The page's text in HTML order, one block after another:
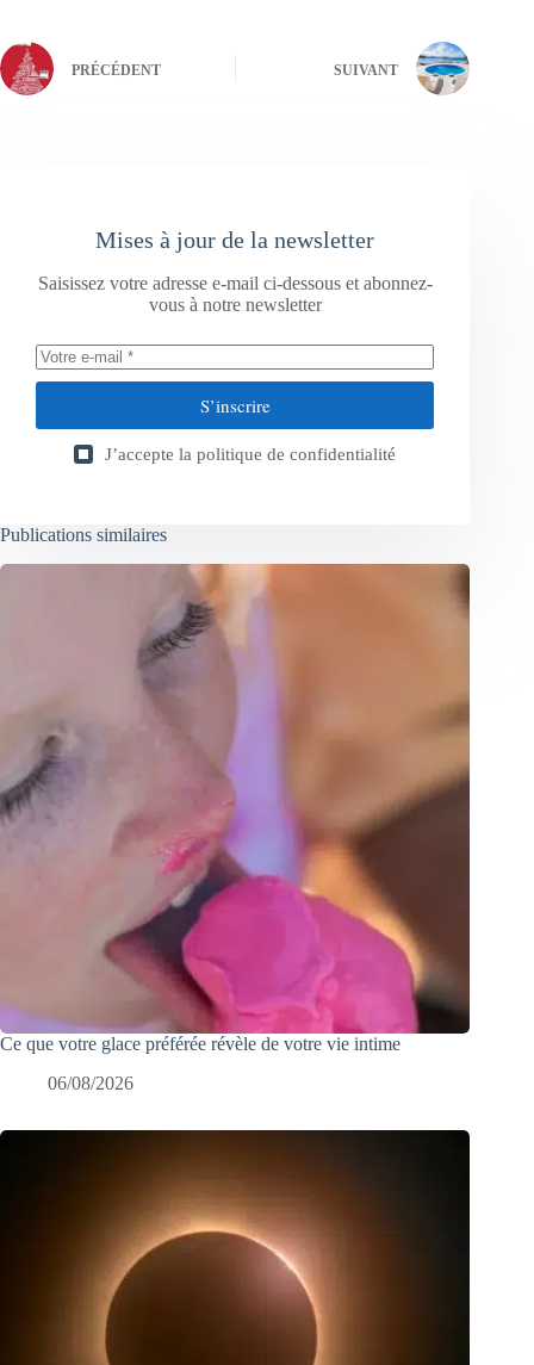
PRÉCÉDENT SUIVANT
Mises à jour de la newsletter
Saisissez votre adresse e-mail ci-dessous et abonnez-
vous à notre newsletter
S’inscrire
J’accepte la politique de confidentialité
Publications similaires
Ce que votre glace préférée révèle de votre vie intime
06/08/2026